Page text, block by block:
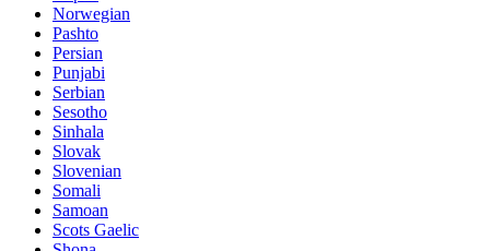
Norwegian
Pashto
Persian
Punjabi
Serbian
Sesotho
Sinhala
Slovak
Slovenian
Somali
Samoan
Scots Gaelic